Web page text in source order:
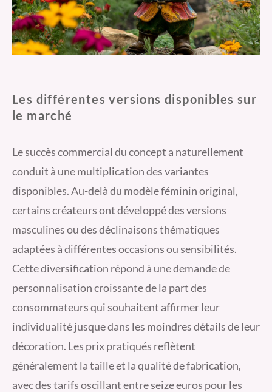
Les différentes versions disponibles sur
le marché
Le succès commercial du concept a naturellement
conduit à une multiplication des variantes
disponibles. Au-delà du modèle féminin original,
certains créateurs ont développé des versions
masculines ou des déclinaisons thématiques
adaptées à différentes occasions ou sensibilités.
Cette diversification répond à une demande de
personnalisation croissante de la part des
consommateurs qui souhaitent affirmer leur
individualité jusque dans les moindres détails de leur
décoration. Les prix pratiqués reflètent
généralement la taille et la qualité de fabrication,
avec des tarifs oscillant entre seize euros pour les